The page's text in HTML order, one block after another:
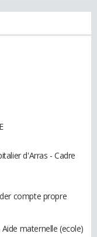
d'Arras - Cadre
compte propre
maternelle (ecole)